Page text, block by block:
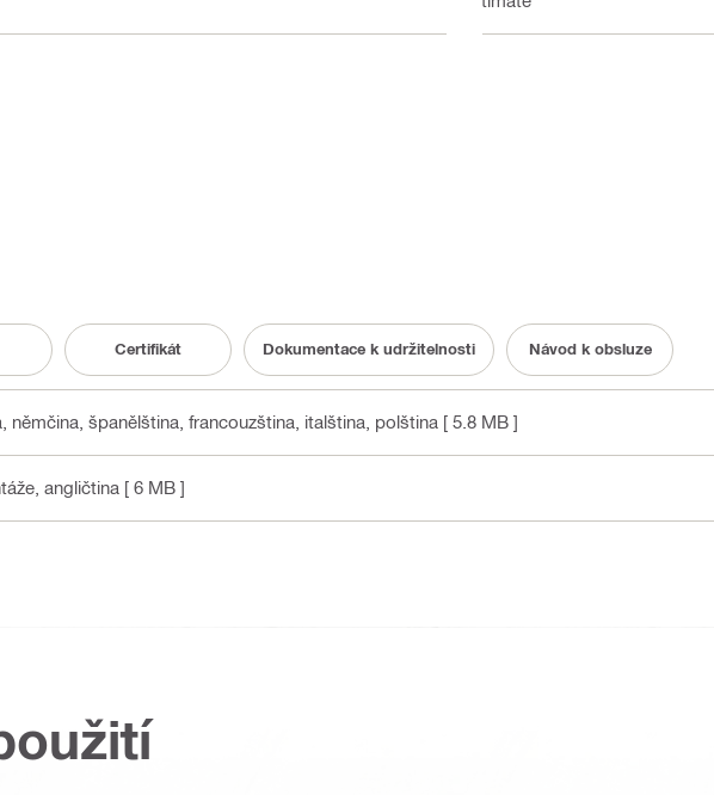
Certifikát Dokumentace k udržitelnosti Návod k obsluze
němčina, španělština, francouzština, italština, polština [ 5.8 MB ]
, angličtina [ 6 MB ]